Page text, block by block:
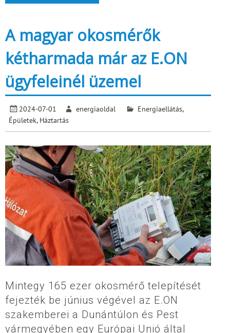
A magyar okosmérők
kétharmada már az E.ON
ügyfeleinél üzemel
2024-07-01 energiaoldal Energiaellátás,
Épületek, Háztartás
Mintegy 165 ezer okosmérő telepítését
fejezték be június végével az E.ON
szakemberei a Dunántúlon és Pest
vármegyében egy Európai Unió által